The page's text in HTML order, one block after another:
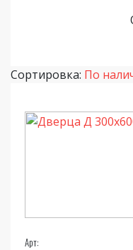
Сортировка: По
Арт: